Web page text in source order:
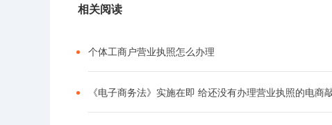
相关阅读
个体工商户营业执照怎么办理